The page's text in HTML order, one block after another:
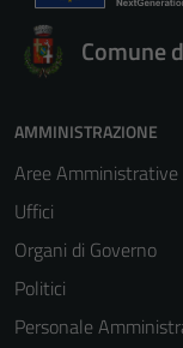
Comune
AMMINISTRAZIONE
Aree Amministrative
Uffici
Organi di Governo
Politici
Personale